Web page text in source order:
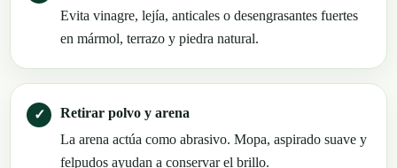
Evita vinagre, lejía, anticales o desengrasantes fuertes
en mármol, terrazo y piedra natural.
Retirar polvo y arena
La arena actúa como abrasivo. Mopa, aspirado suave y
felpudos ayudan a conservar el brillo.